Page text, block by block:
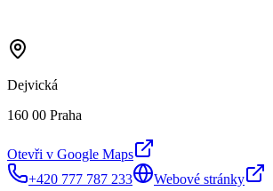
Dejvická
160 00 Praha
Otevři v Google Maps
+420 777 787 233
Webové stránky